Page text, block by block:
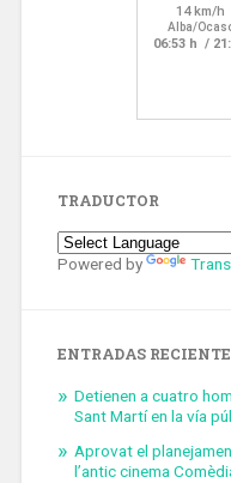
TRADUCTOR
Powered by
ENTRADAS
Detienen a cuatro
Sant Martí en la vía
Aprovat el
l’antic cinema